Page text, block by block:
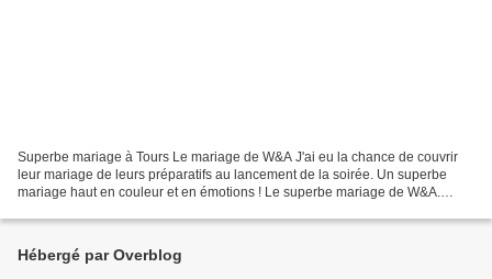
Superbe mariage à Tours Le mariage de W&A J'ai eu la chance de couvrir
leur mariage de leurs préparatifs au lancement de la soirée. Un superbe
mariage haut en couleur et en émotions ! Le superbe mariage de W&A.
Hébergé par Overblog